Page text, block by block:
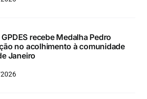
recebe Medalha Pedro
no acolhimento à comunidade
Janeiro